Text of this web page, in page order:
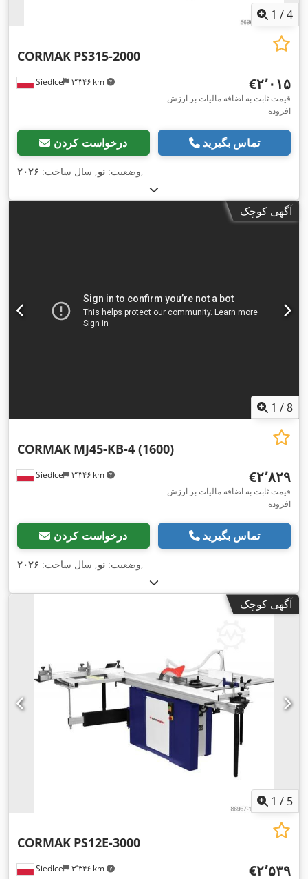
1 /4
Siedlce ۳٬۳۴۶ km
CORMAK PS315-2000
‎€۲٬۰۱۵
قیمت ثابت به اضافه مالیات بر ارزش
افزوده
درخواست کردن تماس بگیرید
وضعیت: نو, سال ساخت: ۲۰۲۶ ,
آگهی کوچک
1 /8
Siedlce ۳٬۳۴۶ km
CORMAK MJ45-KB-4 (1600)
‎€۲٬۸۲۹
قیمت ثابت به اضافه مالیات بر ارزش
افزوده
درخواست کردن تماس بگیرید
وضعیت: نو, سال ساخت: ۲۰۲۶ ,
آگهی کوچک
1 / 5
Siedlce ۳٬۳۴۶ km
CORMAK PS12E-3000
‎€۲٬۵۳۹